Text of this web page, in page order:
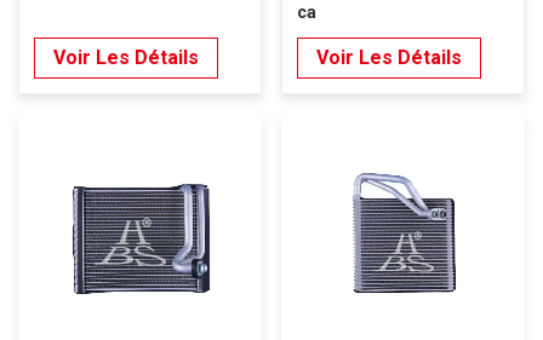
Voir Les Détails
ca
Voir Les Détails